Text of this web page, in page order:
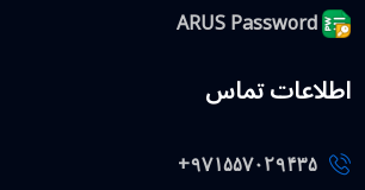
ARUS Password
اطلاعات تماس
+۹۷۱۵۵۷۰۲۹۴۳۵